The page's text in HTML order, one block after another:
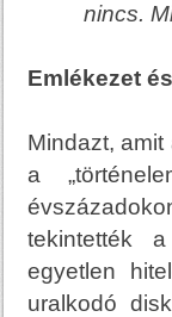
nincs.
Emlékezet
Mindazt,
a
tekintették
egyetlen
uralkodó